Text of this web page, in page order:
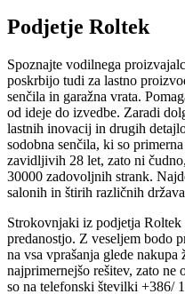
Podjetje Roltek
Spoznajte vodilnega
poskrbijo tudi za lastno
senčila in garažna vrata.
od ideje do izvedbe. Zaradi
lastnih inovacij in drugih
sodobna senčila, ki so
zavidljivih 28 let, zato ni
30000 zadovoljnih strank.
salonih in štirih različnih
Strokovnjaki iz podjetja Roltek
predanostjo. Z veseljem bodo
na vsa vprašanja glede
najprimernejšo rešitev, zato
so na telefonski številki +386/